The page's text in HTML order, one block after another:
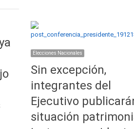
Elecciones Nacionales
Sin excepción,
integrantes del
Ejecutivo
situación